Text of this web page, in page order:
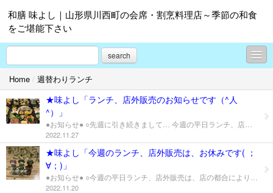
和膳 味よし｜山形県川西町の会席・割烹料理店～季節の和食
をご堪能下さい
search
お知らせ
週替わりランチ
お料理のご紹介
おすすめのお酒・お飲み物
コース料理
Home / 週替わりランチ
★味よし「ランチ、店外販売のお知らせです（^人
^）」
2022.11.27
★味よし「今週のランチ、店外販売は、お休みです( ；
∀；)」
2022.11.20